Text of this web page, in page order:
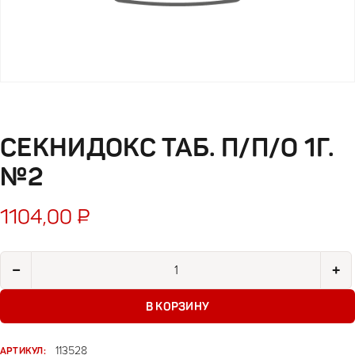
СЕКНИДОКС ТАБ. П/П/О 1Г.
№2
1104,00 ₽
− +
В КОРЗИНУ
АРТИКУЛ: 113528